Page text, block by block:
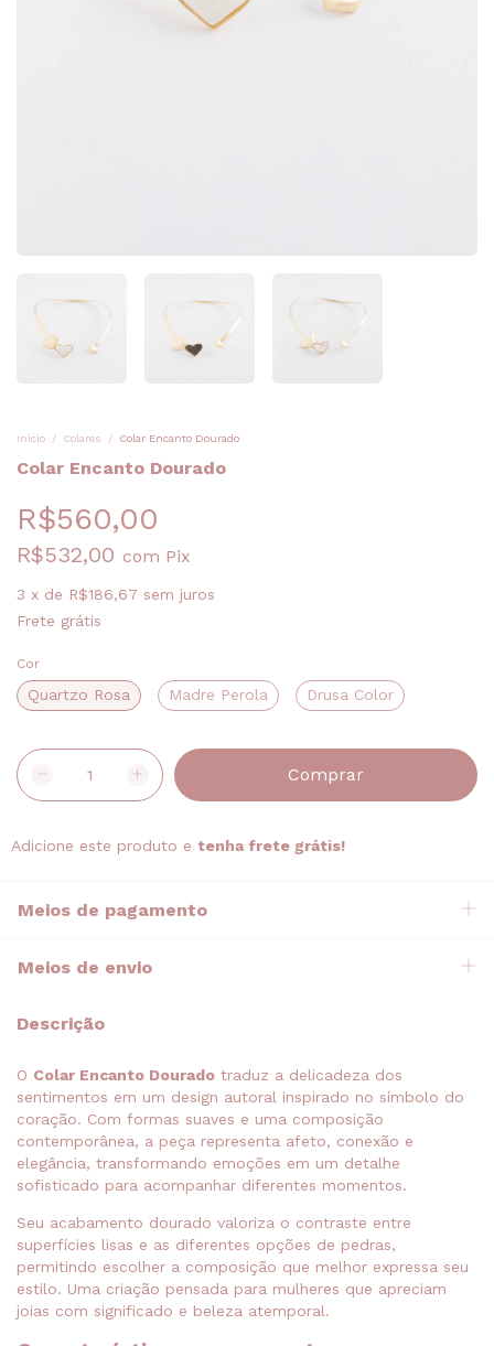
Início / Colares / Colar Encanto Dourado
Colar Encanto Dourado
R$560,00
R$532,00 com Pix
3 x de R$186,67 sem juros
Frete grátis
Cor
Quartzo Rosa Madre Perola Drusa Color
Adicione este produto e tenha frete grátis!
Meios de pagamento
Meios de envio
Descrição
O Colar Encanto Dourado traduz a delicadeza dos
sentimentos em um design autoral inspirado no símbolo do
coração. Com formas suaves e uma composição
contemporânea, a peça representa afeto, conexão e
elegância, transformando emoções em um detalhe
sofisticado para acompanhar diferentes momentos.
Seu acabamento dourado valoriza o contraste entre
superfícies lisas e as diferentes opções de pedras,
permitindo escolher a composição que melhor expressa seu
estilo. Uma criação pensada para mulheres que apreciam
joias com significado e beleza atemporal.